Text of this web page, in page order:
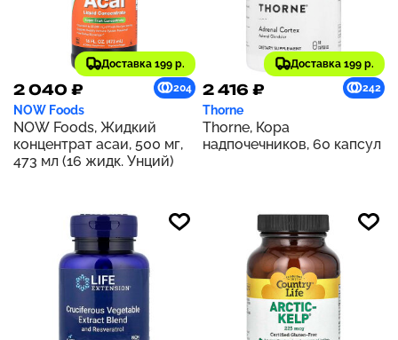
Доставка 199 р.
2 040 ₽ 204
NOW Foods
NOW Foods, Жидкий
концентрат асаи, 500 мг,
473 мл (16 жидк. Унций)
Доставка 199 р.
2 416 ₽ 242
Thorne
Thorne, Кора
надпочечников, 60 капсул